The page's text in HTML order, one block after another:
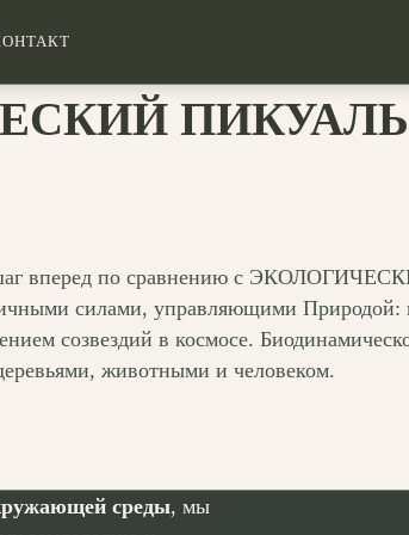
ПИКУАЛЬ
вперед по сравнению с
силами, управляющими Природой:
созвездий в космосе.
животными и человеком.
среды, мы